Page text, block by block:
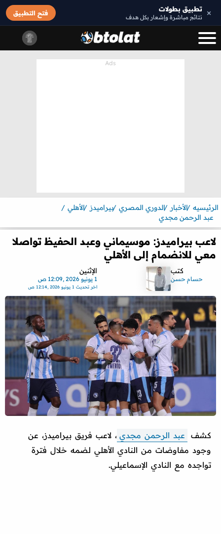
× تطبيق بطولات
نتائج مباشرة وإشعار بكل هدف
فتح التطبيق
الرئيسيه الأخبار الدوري المصري بيراميدز
الأهلي
عبد الرحمن مجدي
لاعب بيراميدز: موسيماني وعبد الحفيظ تواصلا
معي للانضمام إلى الأهلي
كتب
حسام حسن
الإثنين
1 يونيو 2026 ,12:09 ص
اخر تحديث 1 يونيو 2026 ,12:14 ص
كشف عبد الرحمن مجدي ، لاعب فريق بيراميدز، عن
وجود مفاوضات من النادي الأهلي لضمه خلال فترة
تواجده مع النادي الإسماعيلي.